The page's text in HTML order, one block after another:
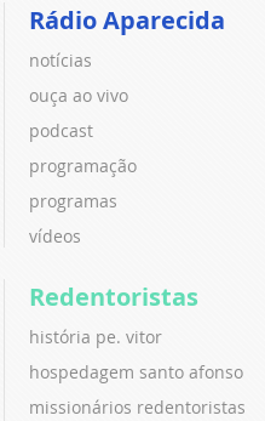
Rádio Aparecida
notícias
ouça ao vivo
podcast
programação
programas
vídeos
Redentoristas
história pe. vitor
hospedagem santo afonso
missionários redentoristas